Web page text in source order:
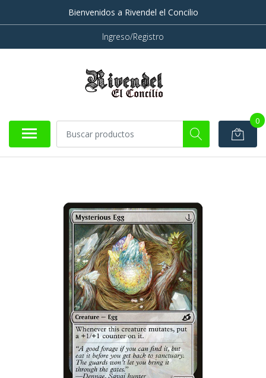
Bienvenidos a Rivendel el Concilio
Ingreso/Registro
0